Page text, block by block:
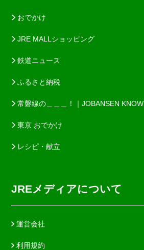
おでかけ
JRE MALLショッピング
鉄道ニュース
ふるさと納税
常磐線の＿＿＿！｜JOBANSEN KNOW
東京 おでかけ
レシピ・献立
JREメディアについて
運営会社
利用規約